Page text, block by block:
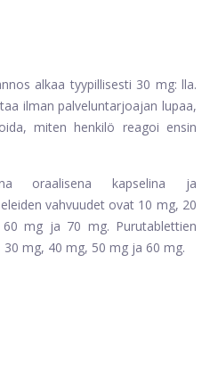
alkaa tyypillisesti 30 mg: lla.
ilman palveluntarjoajan lupaa,
miten henkilö reagoi ensin
oraalisena kapselina ja
vahvuudet ovat 10 mg, 20
mg ja 70 mg. Purutablettien
mg, 40 mg, 50 mg ja 60 mg.